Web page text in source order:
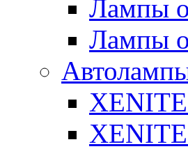
Лампы
Лампы
XENITE
XENITE